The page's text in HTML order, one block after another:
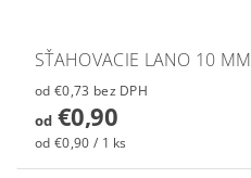
SŤAHOVACIE LANO 10 MM
od €0,73 bez DPH
od€0,90
od €0,90 / 1 ks